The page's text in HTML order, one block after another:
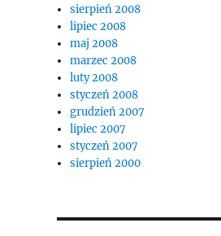
sierpień 2008
lipiec 2008
maj 2008
marzec 2008
luty 2008
styczeń 2008
grudzień 2007
lipiec 2007
styczeń 2007
sierpień 2000